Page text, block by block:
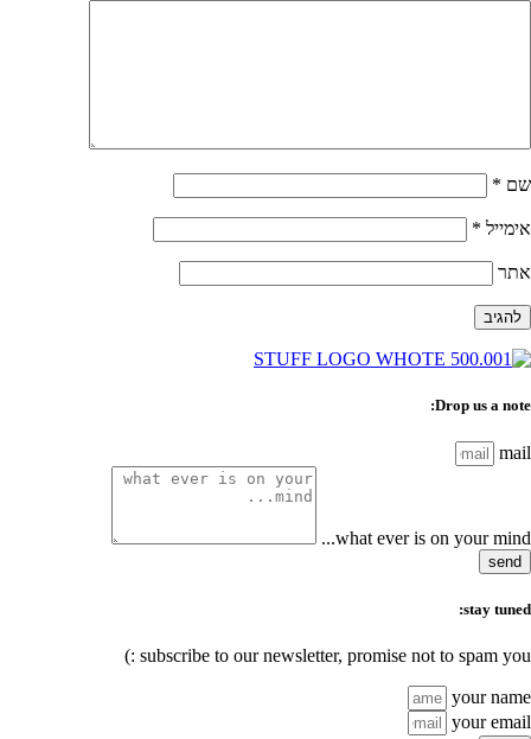
שם *
אימייל *
אתר
Drop us a note:
mail
what ever is on your mind...
send
stay tuned:
subscribe to our newsletter, promise not to spam you :)
your name
your email